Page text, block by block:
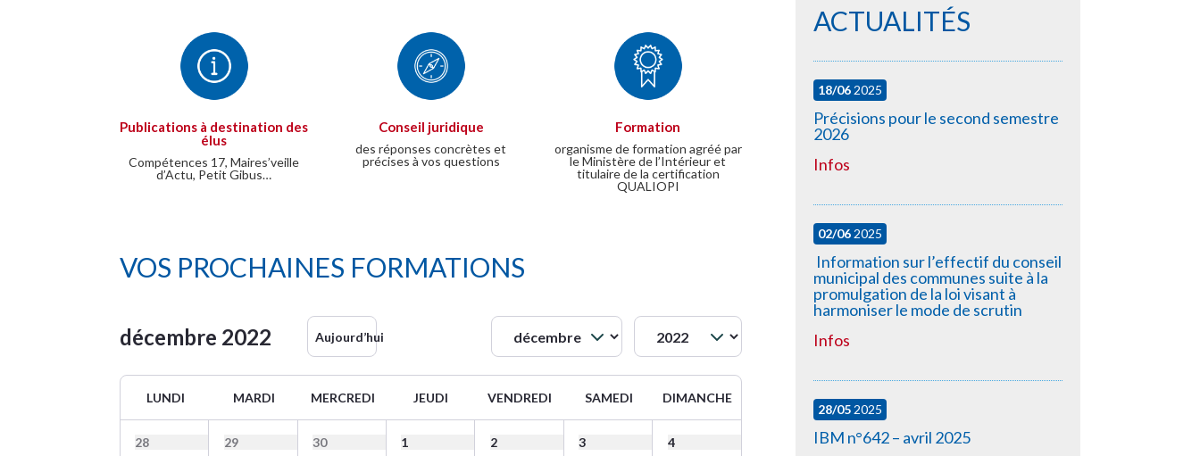
Publications à destination des
élus
Compétences 17, Maires’veille
d’Actu, Petit Gibus…
Conseil juridique
des réponses concrètes et
précises à vos questions
Formation
organisme de formation agréé par
le Ministère de l’Intérieur et
titulaire de la certification
QUALIOPI
VOS PROCHAINES FORMATIONS
décembre 2022 Aujourd’hui
LUNDI MARDI MERCREDI JEUDI VENDREDI SAMEDI DIMANCHE
28 29 30 1 2 3 4
ACTUALITÉS
18/062025
Précisions pour le second semestre
2026
Infos
02/062025
Information sur l’effectif du conseil
municipal des communes suite à la
promulgation de la loi visant à
harmoniser le mode de scrutin
Infos
28/052025
IBM n°642 – avril 2025